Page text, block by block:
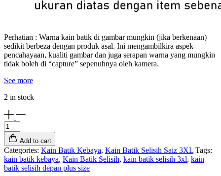
Perhatian : Warna kain batik di gambar mungkin (jika berkenaan)
sedikit berbeza dengan produk asal. Ini mengambilkira aspek
pencahayaan, kualiti gambar dan juga serapan warna yang mungkin
tidak boleh di “capture” sepenuhnya oleh kamera.
See more
2 in stock
Kain
Batik
Selisih
Depan
Plus
Size
Add to cart
Categories: Kain Batik Kebaya, Kain Batik Selisih Saiz 3XL Tags:
kain batik kebaya, Kain Batik Selisih, kain batik selisih 3xl, kain
batik selisih depan plus size